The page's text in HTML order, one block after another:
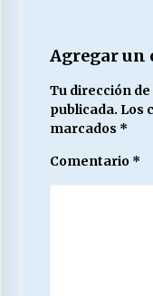
Agregar un
Tu dirección
publicada. Los
marcados *
Comentario *